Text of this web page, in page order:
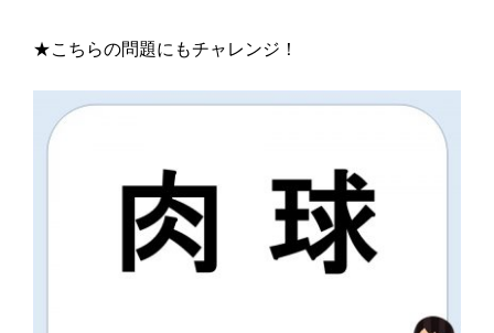
★こちらの問題にもチャレンジ！